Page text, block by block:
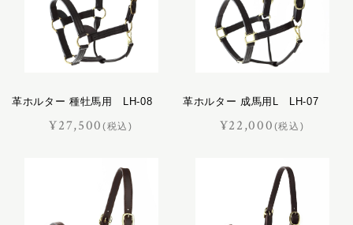
革ホルター 種牡馬用 LH-08
¥27,500(税込)
革ホルター 成馬用L LH-07
¥22,000 (税込)